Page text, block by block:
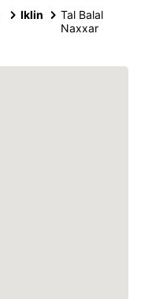
Iklin
Tal Balal
Naxxar